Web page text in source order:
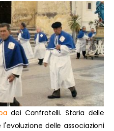
dei Confratelli. Storia delle
delle associazioni